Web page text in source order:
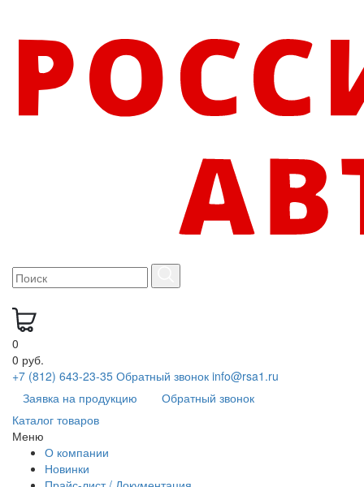
0
0 руб.
+7 (812) 643-23-35 Обратный звонок info@rsa1.ru
Заявка на продукцию
Обратный звонок
Каталог товаров
Меню
О компании
Новинки